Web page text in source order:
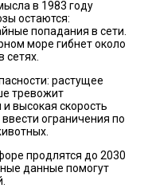
в 1983 году
остаются:
попадания в сети.
море гибнет около
сетях.
растущее
тревожит
высокая скорость
ограничения по
продлятся до 2030
данные помогут